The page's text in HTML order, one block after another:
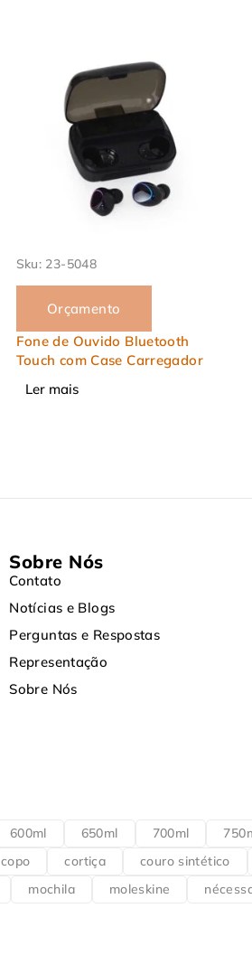
Sku: 23-8166
Orçamento
Fone de Ouvido Esportivo
Ler mais
Sobre Nós
Contato
Notícias e Blogs
Perguntas e Respostas
Representação
Sobre Nós
600ml 650ml 700ml
copo cortiça couro sintético
mochila moleskine